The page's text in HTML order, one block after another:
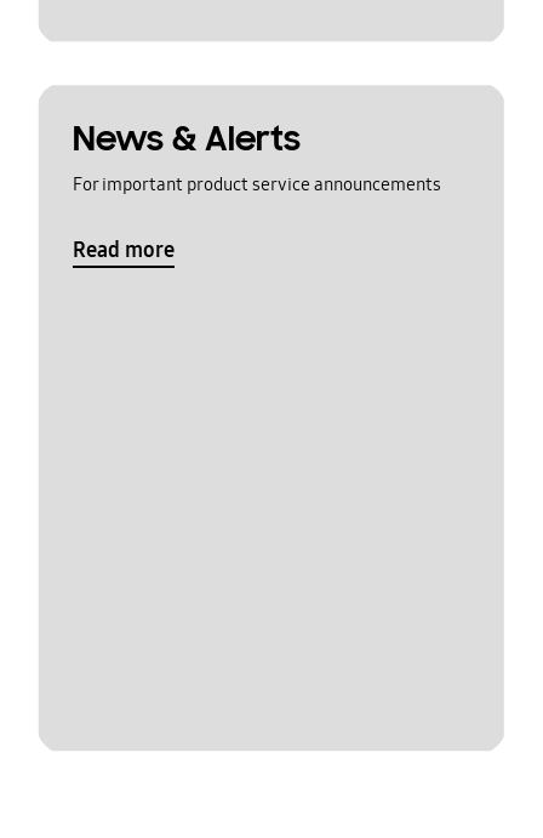
News & Alerts
For important product service announcements
Read more